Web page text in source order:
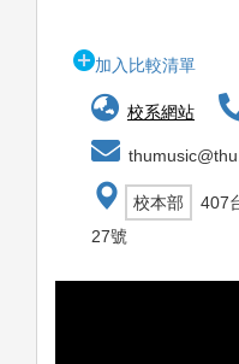
加入比較清單
校系網站
校本部
407
27號